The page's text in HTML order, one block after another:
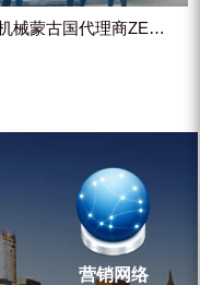
志高机械蒙古国代理商ZEGA客...
营销网络